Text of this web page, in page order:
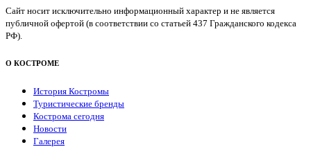
Сайт носит исключительно информационный характер и не является
публичной офертой (в соответствии со статьей 437 Гражданского кодекса
РФ).
О КОСТРОМЕ
История Костромы
Туристические бренды
Кострома сегодня
Новости
Галерея